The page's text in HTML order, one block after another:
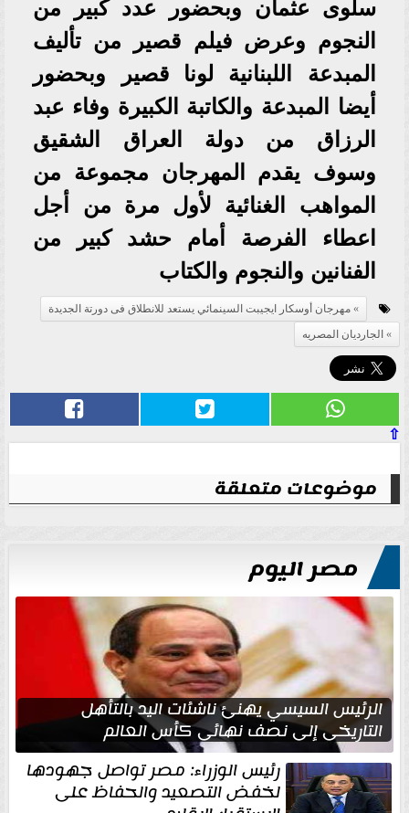
سلوى عثمان وبحضور عدد كبير من
النجوم وعرض فيلم قصير من تأليف
المبدعة اللبنانية لونا قصير وبحضور
أيضا المبدعة والكاتبة الكبيرة وفاء عبد
الرزاق من دولة العراق الشقيق
وسوف يقدم المهرجان مجموعة من
المواهب الغنائية لأول مرة من أجل
اعطاء الفرصة أمام حشد كبير من
الفنانين والنجوم والكتاب
مهرجان أوسكار ايجيبت السينمائي يستعد للانطلاق فى دورتة الجديدة
الجارديان المصريه
⇧
موضوعات متعلقة
مصر اليوم
الرئيس السيسي يهنئ ناشئات اليد بالتأهل
التاريخي إلى نصف نهائي كأس العالم
رئيس الوزراء: مصر تواصل جهودها
لخفض التصعيد والحفاظ على